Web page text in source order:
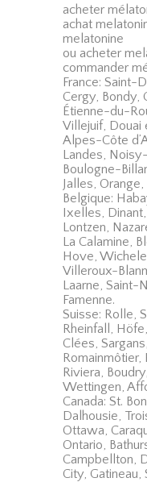
acheter
achat
melatonine
ou acheter
commander
France: Saint-
Cergy, Bondy,
Étienne-du-
Villejuif, Douai
Alpes-Côte
Landes,
Boulogne-
Jalles,
Belgique:
Ixelles,
Lontzen,
La Calamine,
Hove,
Villeroux-
Laarne, Saint-
Famenne.
Suisse: Rolle,
Rheinfall,
Clées,
Romainmôtier,
Riviera,
Wettingen,
Canada: St.
Dalhousie,
Ottawa,
Ontario,
Campbellton,
City, Gatineau,